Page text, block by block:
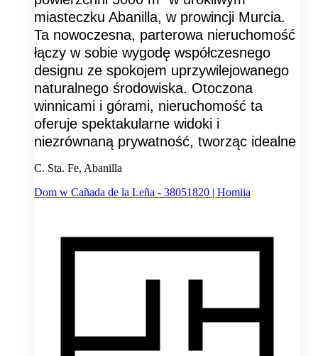
miasteczku Abanilla, w prowincji Murcia.
Ta nowoczesna, parterowa nieruchomość
łączy w sobie wygodę współczesnego
designu ze spokojem uprzywilejowanego
naturalnego środowiska. Otoczona
winnicami i górami, nieruchomość ta
oferuje spektakularne widoki i
niezrównaną prywatność, tworząc idealne
C. Sta. Fe, Abanilla
Dom w Cañada de la Leña - 38051820 | Homiia